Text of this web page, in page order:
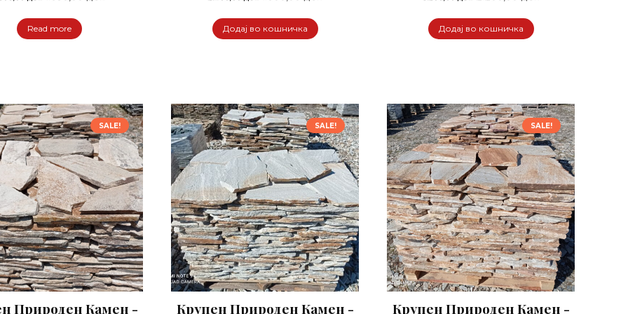
was:
1.800,00 ден.
Read more
was:
2.400,00 ден.
Додај во кошничка
was:
3.200,00 ден.
Додај во кошничка
SALE!
Природен Камен -
SALE!
Крупен Природен Камен -
SALE!
Крупен Природен Камен -